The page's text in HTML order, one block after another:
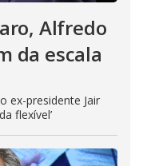
Alfredo
da escala
ex-presidente Jair
flexível’